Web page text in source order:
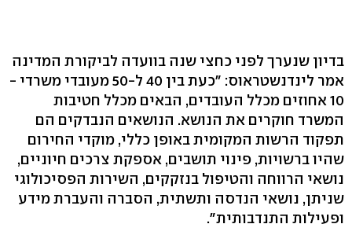
בדיון שנערך לפני כחצי שנה בוועדה לביקורת המדינה
אמר לינדנשטראוס: "כעת בין 40 ל-50 מעובדי משרדי -
10 אחוזים מכלל העובדים, הבאים מכלל חטיבות
המשרד חוקרים את הנושא. הנושאים הנבדקים הם
תפקוד הרשות המקומית באופן כללי, מוקדי החירום
שהיו ברשויות, פינוי תושבים, אספקת צרכים חיוניים,
נושאי הרווחה והטיפול בנזקקים, השירות הפסיכולוגי
שניתן, נושאי הנדסה ותשתית, הסברה והעברת מידע
ופעילות התנדבותית".